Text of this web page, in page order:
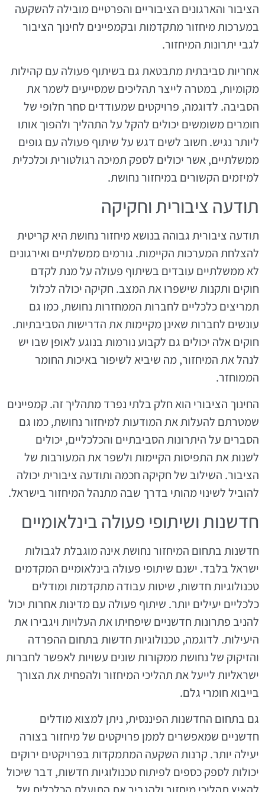
הציבור והארגונים הציבוריים והפרטיים מובילה להשקעה
במערכות מיחזור מתקדמות ובקמפיינים לחינוך הציבור
לגבי יתרונות המיחזור.
אחריות סביבתית מתבטאת גם בשיתוף פעולה עם קהילות
מקומיות, במטרה לייצר תהליכים שמסייעים לשמר את
הסביבה. לדוגמה, פרויקטים שמעודדים סחר חלופי של
חומרים משומשים יכולים להקל על התהליך ולהפוך אותו
ליותר נגיש. חשוב לשים דגש על שיתוף פעולה עם גופים
ממשלתיים, אשר יכולים לספק תמיכה רגולטורית וכלכלית
למיזמים הקשורים במיחזור נחושת.
תודעה ציבורית וחקיקה
תודעה ציבורית גבוהה בנושא מיחזור נחושת היא קריטית
להצלחת המערכות הקיימות. גורמים ממשלתיים ואירגונים
לא ממשלתיים עובדים בשיתוף פעולה על מנת לקדם
חוקים ותקנות שישפרו את המצב. חקיקה יכולה לכלול
תמריצים כלכליים לחברות הממחזרות נחושת, כמו גם
עונשים לחברות שאינן מקיימות את הדרישות הסביבתיות.
חוקים אלה יכולים גם לקבוע נורמות בנוגע לאופן שבו יש
לנהל את המיחזור, מה שיביא לשיפור באיכות החומר
הממוחזר.
החינוך הציבורי הוא חלק בלתי נפרד מתהליך זה. קמפיינים
שמטרתם להעלות את המודעות למיחזור נחושת, כמו גם
הסברים על היתרונות הסביבתיים והכלכליים, יכולים
לשנות את התפיסות הקיימות ולשפר את המעורבות של
הציבור. השילוב של חקיקה חכמה ותודעה ציבורית יכולה
להוביל לשינוי מהותי בדרך שבה מתנהל המיחזור בישראל.
חדשנות ושיתופי פעולה בינלאומיים
חדשנות בתחום המיחזור נחושת אינה מוגבלת לגבולות
ישראל בלבד. ישנם שיתופי פעולה בינלאומיים המקדמים
טכנולוגיות חדשות, שיטות עבודה מתקדמות ומודלים
כלכליים יעילים יותר. שיתוף פעולה עם מדינות אחרות יכול
להניב פתרונות חדשניים שיפחיתו את העלויות ויגבירו את
היעילות. לדוגמה, טכנולוגיות חדשות בתחום ההפרדה
והזיקוק של נחושת ממקורות שונים עשויות לאפשר לחברות
ישראליות לייעל את תהליכי המיחזור ולהפחית את הצורך
בייבוא חומרי גלם.
גם בתחום החדשנות הפיננסית, ניתן למצוא מודלים
חדשניים שמאפשרים לממן פרויקטים של מיחזור בצורה
יעילה יותר. קרנות השקעה המתמקדות בפרויקטים ירוקים
יכולות לספק כספים לפיתוח טכנולוגיות חדשות, דבר שיכול